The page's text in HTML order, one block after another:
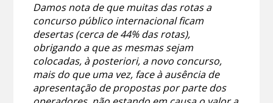
Damos nota de que muitas das rotas a
concurso público internacional ficam
desertas (cerca de 44% das rotas),
obrigando a que as mesmas sejam
colocadas, à posteriori, a novo concurso,
mais do que uma vez, face à ausência de
apresentação de propostas por parte dos